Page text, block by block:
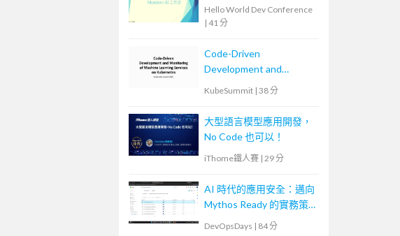
Hello World Dev Conference
| 41 分
Code-Driven
Development and
Monitoring of Machine
Kubernetes
KubeSummit | 38 分
大型語言模型應用開發，
No Code 也可以！
iThome鐵人賽 | 29 分
AI 時代的應用安全：邁向
Mythos Ready 的實務策
DevOpsDays | 84 分